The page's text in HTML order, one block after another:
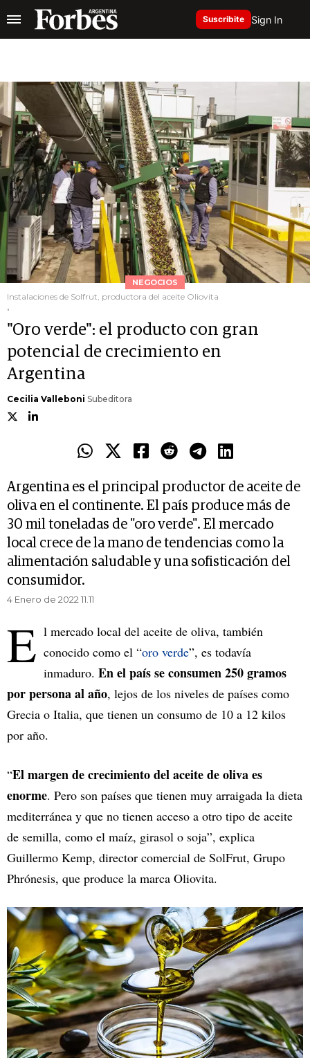
Suscribite Sign In
NEGOCIOS
Instalaciones de Solfrut, productora del aceite Oliovita
.
"Oro verde": el producto con gran
potencial de crecimiento en
Argentina
Cecilia Valleboni Subeditora
Argentina es el principal productor de aceite de
oliva en el continente. El país produce más de
30 mil toneladas de "oro verde". El mercado
local crece de la mano de tendencias como la
alimentación saludable y una sofisticación del
consumidor.
4 Enero de 2022 11.11
E l mercado local del aceite de oliva, también
conocido como el “oro verde”, es todavía
inmaduro. En el país se consumen 250 gramos
por persona al año, lejos de los niveles de países como
Grecia o Italia, que tienen un consumo de 10 a 12 kilos
por año.
“El margen de crecimiento del aceite de oliva es
enorme. Pero son países que tienen muy arraigada la dieta
mediterránea y que no tienen acceso a otro tipo de aceite
de semilla, como el maíz, girasol o soja”, explica
Guillermo Kemp, director comercial de SolFrut, Grupo
Phrónesis, que produce la marca Oliovita.